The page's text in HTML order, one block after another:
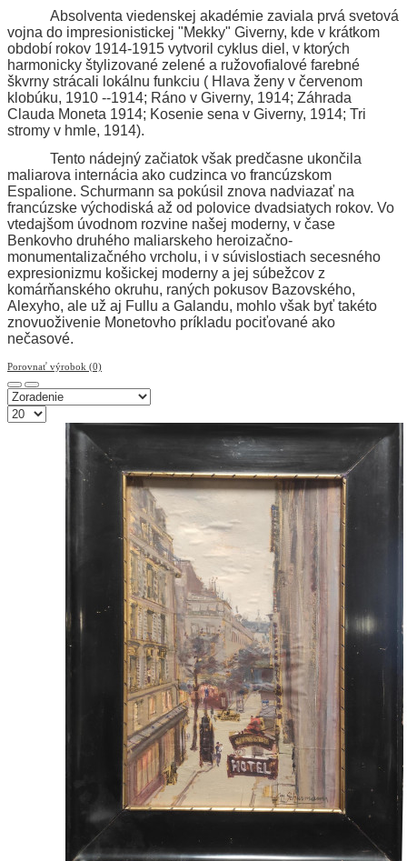
Absolventa viedenskej akadémie zaviala prvá svetová
vojna do impresionistickej "Mekky" Giverny, kde v krátkom
období rokov 1914-1915 vytvoril cyklus diel, v ktorých
harmonicky štylizované zelené a ružovofialové farebné
škvrny strácali lokálnu funkciu ( Hlava ženy v červenom
klobúku, 1910 --1914; Ráno v Giverny, 1914; Záhrada
Clauda Moneta 1914; Kosenie sena v Giverny, 1914; Tri
stromy v hmle, 1914).
Tento nádejný začiatok však predčasne ukončila
maliarova internácia ako cudzinca vo francúzskom
Espalione. Schurmann sa pokúsil znova nadviazať na
francúzske východiská až od polovice dvadsiatych rokov. Vo
vtedajšom úvodnom rozvine našej moderny, v čase
Benkovho druhého maliarskeho heroizačno-
monumentalizačného vrcholu, i v súvislostiach secesného
expresionizmu košickej moderny a jej súbežcov z
komárňanského okruhu, raných pokusov Bazovského,
Alexyho, ale už aj Fullu a Galandu, mohlo však byť takéto
znovuoživenie Monetovho príkladu pociťované ako
nečasové.
Porovnať výrobok (0)